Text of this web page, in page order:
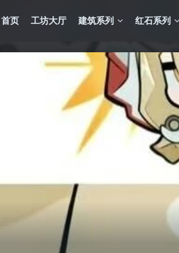
首页 工坊大厅 建筑系列 红石系列